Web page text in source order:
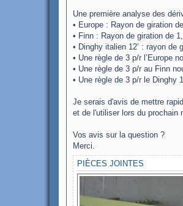
Une première analyse des
• Europe : Rayon de giration
• Finn : Rayon de giration de
• Dinghy italien 12’ : rayon de
• Une règle de 3 p/r l’Europe
• Une règle de 3 p/r au Finn
• Une règle de 3 p/r le Dinghy
Je serais d'avis de mettre
et de l'utiliser lors du prochain
Vos avis sur la question ?
Merci.
PIÈCES JOINTES